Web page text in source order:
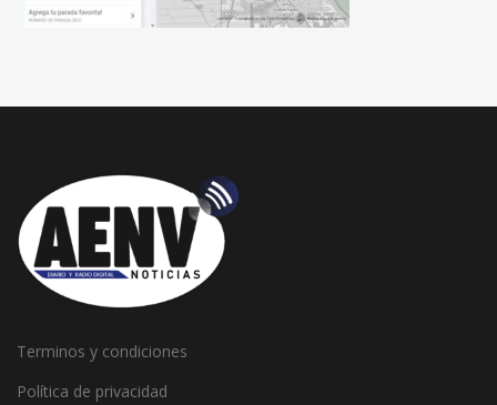
Terminos y condiciones
Política de privacidad